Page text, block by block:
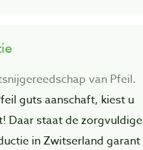
van Pfeil.
guts aanschaft, kiest u
Daar staat de zorgvuIdige
in Zwitserland garant